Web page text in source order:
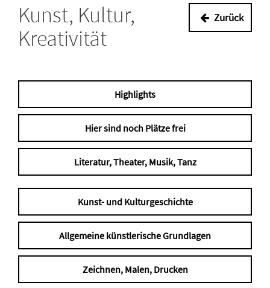
Kunst, Kultur,
Kreativität
Zurück
Highlights
Hier sind noch Plätze frei
Literatur, Theater, Musik, Tanz
Kunst- und Kulturgeschichte
Allgemeine künstlerische Grundlagen
Zeichnen, Malen, Drucken